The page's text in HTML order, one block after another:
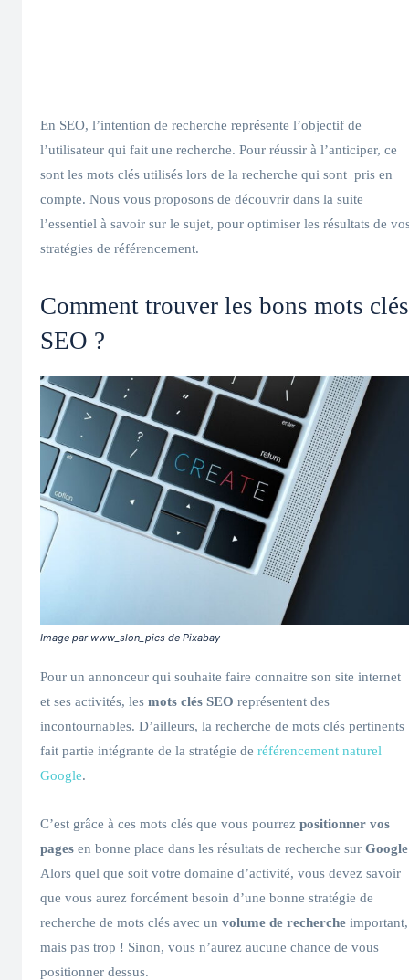
En SEO, l’intention de recherche représente l’objectif de
l’utilisateur qui fait une recherche. Pour réussir à l’anticiper, ce
sont les mots clés utilisés lors de la recherche qui sont pris en
compte. Nous vous proposons de découvrir dans la suite
l’essentiel à savoir sur le sujet, pour optimiser les résultats de
stratégies de référencement.
Comment trouver les bons mots clés
SEO ?
Image par www_slon_pics de Pixabay
Pour un annonceur qui souhaite faire connaitre son site internet
et ses activités, les mots clés SEO représentent des
incontournables. D’ailleurs, la recherche de mots clés pertinents
fait partie intégrante de la stratégie de référencement naturel
Google.
C’est grâce à ces mots clés que vous pourrez positionner vos
pages en bonne place dans les résultats de recherche sur Google
Alors quel que soit votre domaine d’activité, vous devez savoir
que vous aurez forcément besoin d’une bonne stratégie de
recherche de mots clés avec un volume de recherche important,
mais pas trop ! Sinon, vous n’aurez aucune chance de vous
positionner dessus.